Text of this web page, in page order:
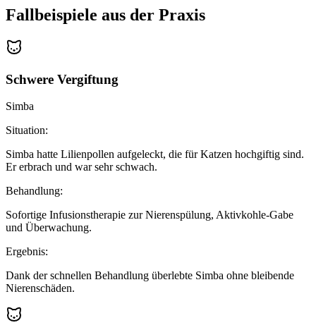
Fallbeispiele aus der Praxis
Schwere Vergiftung
Simba
Situation:
Simba hatte Lilienpollen aufgeleckt, die für Katzen hochgiftig sind.
Er erbrach und war sehr schwach.
Behandlung:
Sofortige Infusionstherapie zur Nierenspülung, Aktivkohle-Gabe
und Überwachung.
Ergebnis:
Dank der schnellen Behandlung überlebte Simba ohne bleibende
Nierenschäden.